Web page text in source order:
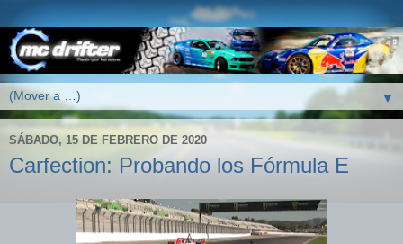
▼
SÁBADO, 15 DE FEBRERO DE 2020
Carfection: Probando los Fórmula E